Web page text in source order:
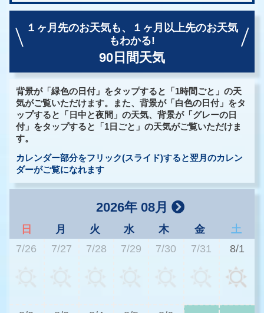
１ヶ月先のお天気も、
１ヶ月以上先のお天気
もわかる!
90日間天気
背景が「緑色の日付」をタップすると「1時間ごと」の天
気がご覧いただけます。また、背景が「白色の日付」をタ
ップすると「日中と夜間」の天気、背景が「グレーの日
付」をタップすると「1日ごと」の天気がご覧いただけま
す。
カレンダー部分をフリック(スライド)すると翌月のカレン
ダーがご覧になれます
2026年 08月
日 月 火 水 木 金
土
7/26
7/27 7/28 7/29 7/30 7/31 8/1